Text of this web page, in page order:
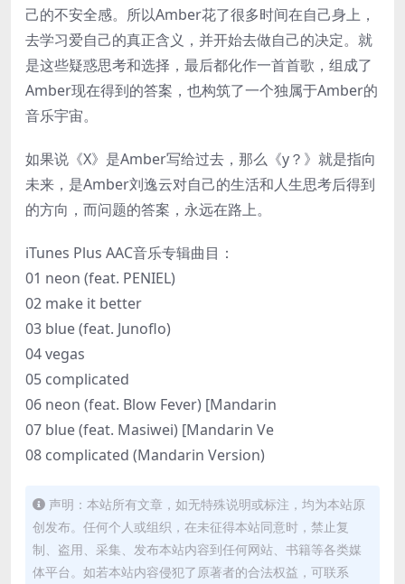
己的不安全感。所以Amber花了很多时间在自己身上，
去学习爱自己的真正含义，并开始去做自己的决定。就
是这些疑惑思考和选择，最后都化作一首首歌，组成了
Amber现在得到的答案，也构筑了一个独属于Amber的
音乐宇宙。
如果说《X》是Amber写给过去，那么《y？》就是指向
未来，是Amber刘逸云对自己的生活和人生思考后得到
的方向，而问题的答案，永远在路上。
iTunes Plus AAC音乐专辑曲目：
01 neon (feat. PENIEL)
02 make it better
03 blue (feat. Junoflo)
04 vegas
05 complicated
06 neon (feat. Blow Fever) [Mandarin
07 blue (feat. Masiwei) [Mandarin Ve
08 complicated (Mandarin Version)
声明：本站所有文章，如无特殊说明或标注，均为本站原
创发布。任何个人或组织，在未征得本站同意时，禁止复
制、盗用、采集、发布本站内容到任何网站、书籍等各类媒
体平台。如若本站内容侵犯了原著者的合法权益，可联系